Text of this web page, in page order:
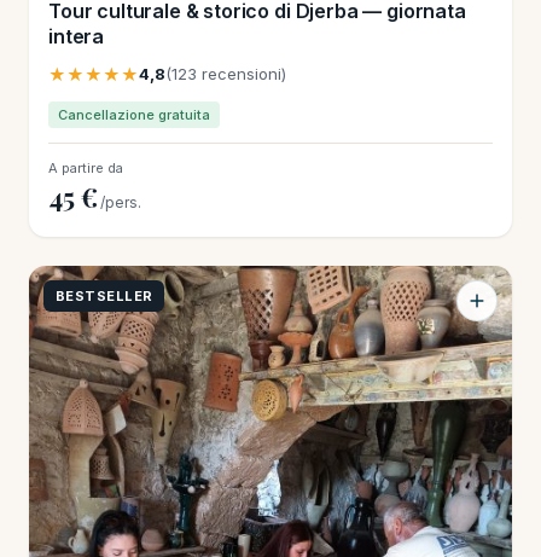
Tour culturale & storico di Djerba — giornata
intera
★★★★★4,8(123 recensioni)
Cancellazione gratuita
A partire da
45 € /pers.
BESTSELLER